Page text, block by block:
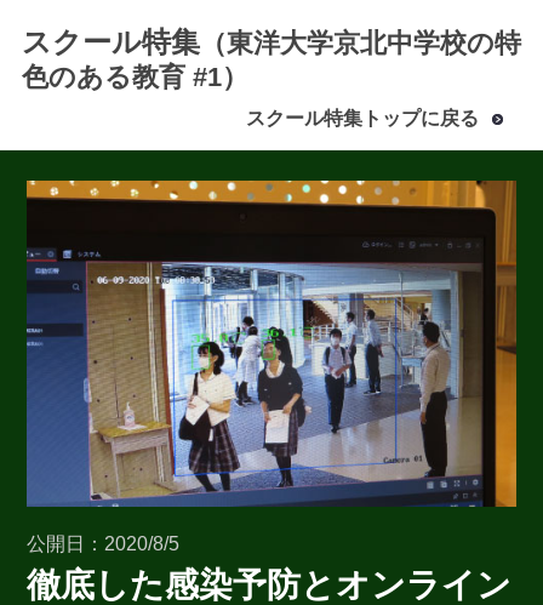
最近見た学校
ブックマークした学校
ブックマークした学校はありません
スクール特集（東洋大学京北中学校の特
色のある教育 #1）
スクール特集トップに戻る
公開日：2020/8/5
徹底した感染予防とオンライン